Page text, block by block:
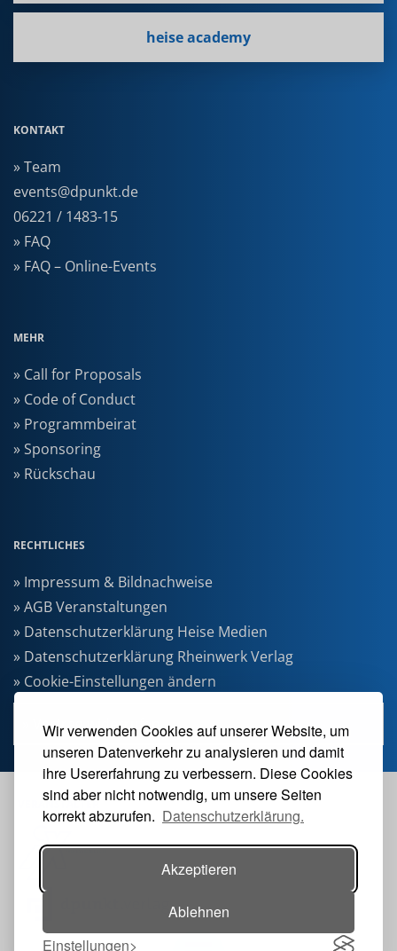
Wir verwenden Cookies auf unserer Website, um
unseren Datenverkehr zu analysieren und damit
ihre Usererfahrung zu verbessern. Diese Cookies
sind aber nicht notwendig, um unsere Seiten
korrekt abzurufen. Datenschutzerklärung.
Akzeptieren
Ablehnen
Einstellungen
heise academy
KONTAKT
» Team
events@dpunkt.de
06221 / 1483-15
» FAQ
» FAQ – Online-Events
MEHR
» Call for Proposals
» Code of Conduct
» Programmbeirat
» Sponsoring
» Rückschau
RECHTLICHES
» Impressum & Bildnachweise
» AGB Veranstaltungen
» Datenschutzerklärung Heise Medien
» Datenschutzerklärung Rheinwerk Verlag
» Cookie-Einstellungen ändern
» Vertrag widerrufen
VERANSTALTER